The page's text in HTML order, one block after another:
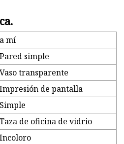
a mí
Pared simple
Vaso transparente
Impresión de pantalla
Simple
Taza de oficina de vidrio
Incoloro